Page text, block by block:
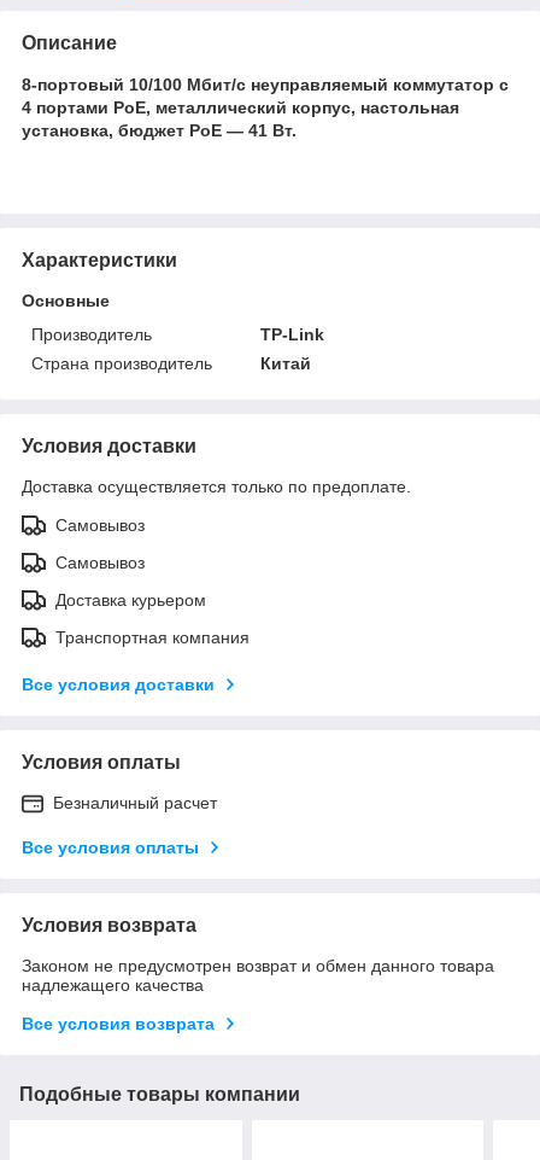
Описание
8-портовый 10/100 Мбит/с неуправляемый коммутатор с
4 портами PoE, металлический корпус, настольная
установка, бюджет PoE — 41 Вт.
Характеристики
Основные
Производитель
TP-Link
Страна производитель
Китай
Условия доставки
Доставка осуществляется только по предоплате.
Самовывоз
Самовывоз
Доставка курьером
Транспортная компания
Все условия доставки
Условия оплаты
Безналичный расчет
Все условия оплаты
Условия возврата
Законом не предусмотрен возврат и обмен данного товара
надлежащего качества
Все условия возврата
Подобные товары компании